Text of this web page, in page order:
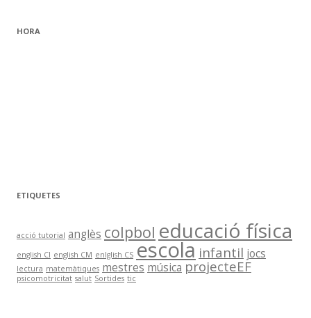
HORA
ETIQUETES
acció tutorial anglès colpbol educació física
english CI english CM enlglish CS escola infantil jocs
lectura matemàtiques mestres música projecteEF
psicomotricitat salut Sortides tic